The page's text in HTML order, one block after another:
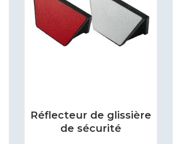
Réflecteur de glissière
de sécurité